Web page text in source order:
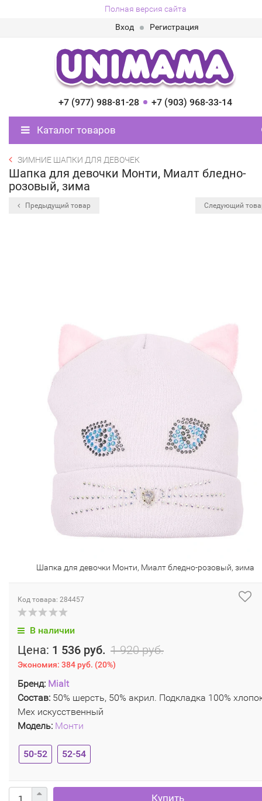
Полная версия сайта
Вход
Регистрация
+7 (977) 988-81-28 +7 (903) 968-33-14
Каталог товаров
ЗИМНИЕ ШАПКИ ДЛЯ ДЕВОЧЕК
Шапка для девочки Монти, Миалт бледно-
розовый, зима
Предыдущий товар Следующий
Шапка для девочки Монти, Миалт бледно-розовый, зима
Код товара: 284457
В наличии
Цена: 1 536 руб. 1 920 руб.
Экономия: 384 руб. (20%)
Бренд: Mialt
Состав: 50% шерсть, 50% акрил. Подкладка 100%
Мех искусственный
Модель: Монти
50-52 52-54
Купить